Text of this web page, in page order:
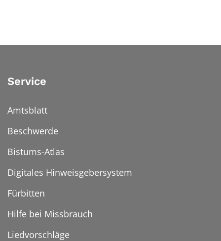
Service
Amtsblatt
Beschwerde
Bistums-Atlas
Digitales Hinweisgebersystem
Fürbitten
Hilfe bei Missbrauch
Liedvorschläge